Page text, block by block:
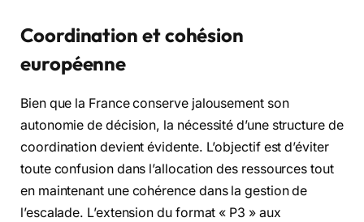
Coordination et cohésion
européenne
Bien que la France conserve jalousement son
autonomie de décision, la nécessité d’une structure de
coordination devient évidente. L’objectif est d’éviter
toute confusion dans l’allocation des ressources tout
en maintenant une cohérence dans la gestion de
l’escalade. L’extension du format « P3 » aux